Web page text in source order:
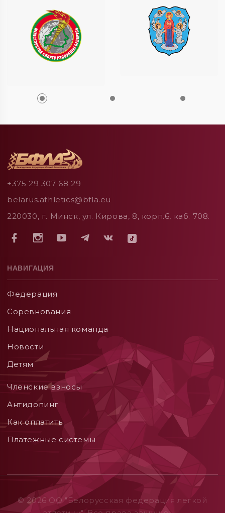
+375 29 307 68 29
belarus.athletics@bfla.eu
220030, г. Минск, ул. Кирова, 8, корп.6, каб. 708.
НАВИГАЦИЯ
Федерация
Соревнования
Национальная команда
Новости
Детям
Членские взносы
Aнтидопинг
Как оплатить
Платежные системы
© 2026 ОO "Белорусская федерация легкой